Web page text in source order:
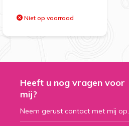
Niet op voorraad
Heeft u nog vragen voor
mij?
Neem gerust contact met mij op.